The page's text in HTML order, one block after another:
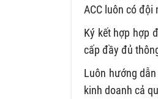
ACC luôn có
Ký kết hợp hợp
cấp đầy đủ
Luôn hướng
kinh doanh cả